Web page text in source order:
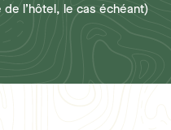
l’hôtel, le cas échéant)